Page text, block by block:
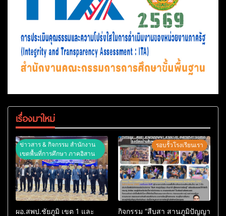
เรื่องมาใหม่
ข่าวสาร & กิจกรรม สำนักงาน
เขตพื้นที่การศึกษา ภาคอิสาน
ผอ.สพป.ชัยภูมิ เขต 1 และ
รอบรั้วโรงเรียนเรา
กิจกรรม “สืบสา สานภูมิปัญญา